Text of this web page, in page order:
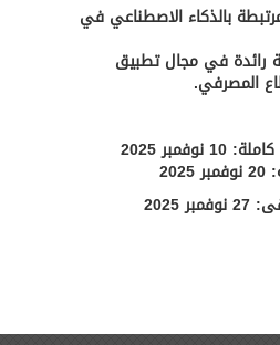
بالذكاء الاصطناعي في
رائدة في مجال تطبيق
المصرفي.
: 27 نوفمبر 2025